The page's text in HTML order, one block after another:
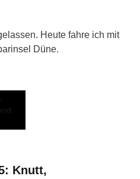
Heute fahre ich mit
Düne.
Knutt,